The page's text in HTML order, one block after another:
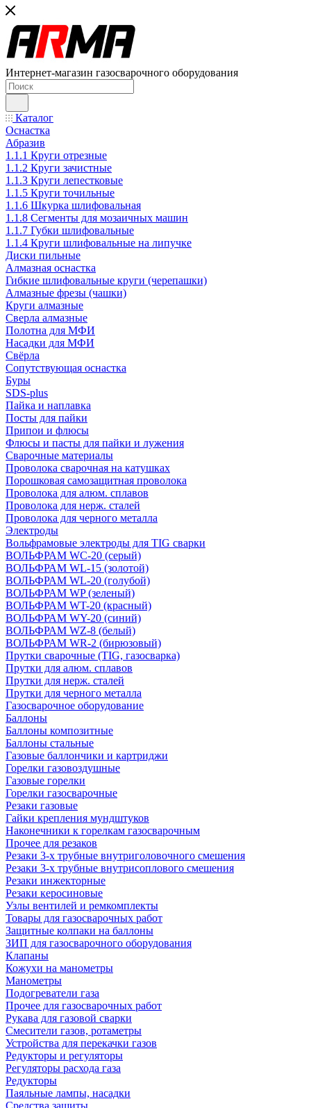
Интернет-магазин газосварочного оборудования
Каталог
Оснастка
Абразив
1.1.1 Круги отрезные
1.1.2 Круги зачистные
1.1.3 Круги лепестковые
1.1.5 Круги точильные
1.1.6 Шкурка шлифовальная
1.1.8 Сегменты для мозаичных машин
1.1.7 Губки шлифовальные
1.1.4 Круги шлифовальные на липучке
Диски пильные
Алмазная оснастка
Гибкие шлифовальные круги (черепашки)
Алмазные фрезы (чашки)
Круги алмазные
Сверла алмазные
Полотна для МФИ
Насадки для МФИ
Свёрла
Сопутствующая оснастка
Буры
SDS-plus
Пайка и наплавка
Посты для пайки
Припои и флюсы
Флюсы и пасты для пайки и лужения
Сварочные материалы
Проволока сварочная на катушках
Порошковая самозащитная проволока
Проволока для алюм. сплавов
Проволока для нерж. сталей
Проволока для черного металла
Электроды
Вольфрамовые электроды для TIG сварки
ВОЛЬФРАМ WC-20 (серый)
ВОЛЬФРАМ WL-15 (золотой)
ВОЛЬФРАМ WL-20 (голубой)
ВОЛЬФРАМ WP (зеленый)
ВОЛЬФРАМ WT-20 (красный)
ВОЛЬФРАМ WY-20 (синий)
ВОЛЬФРАМ WZ-8 (белый)
ВОЛЬФРАМ WR-2 (бирюзовый)
Прутки сварочные (TIG, газосварка)
Прутки для алюм. сплавов
Прутки для нерж. сталей
Прутки для черного металла
Газосварочное оборудование
Баллоны
Баллоны композитные
Баллоны стальные
Газовые баллончики и картриджи
Горелки газовоздушные
Газовые горелки
Горелки газосварочные
Резаки газовые
Гайки крепления мундштуков
Наконечники к горелкам газосварочным
Прочее для резаков
Резаки 3-х трубные внутриголовочного смешения
Резаки 3-х трубные внутрисоплового смешения
Резаки инжекторные
Резаки керосиновые
Узлы вентилей и ремкомплекты
Товары для газосварочных работ
Защитные колпаки на баллоны
ЗИП для газосварочного оборудования
Клапаны
Кожухи на манометры
Манометры
Подогреватели газа
Прочее для газосварочных работ
Рукава для газовой сварки
Смесители газов, ротаметры
Устройства для перекачки газов
Редукторы и регуляторы
Регуляторы расхода газа
Редукторы
Паяльные лампы, насадки
Средства защиты